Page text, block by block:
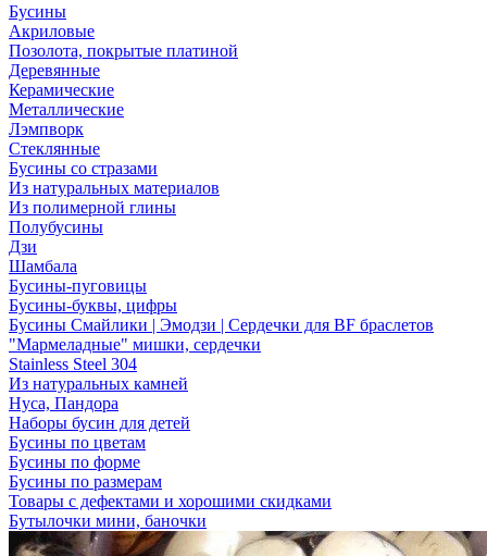
Бусины
Акриловые
Позолота, покрытые платиной
Деревянные
Керамические
Металлические
Лэмпворк
Стеклянные
Бусины со стразами
Из натуральных материалов
Из полимерной глины
Полубусины
Дзи
Шамбала
Бусины-пуговицы
Бусины-буквы, цифры
Бусины Смайлики | Эмодзи | Сердечки для BF браслетов
"Мармеладные" мишки, сердечки
Stainless Steel 304
Из натуральных камней
Нуса, Пандора
Наборы бусин для детей
Бусины по цветам
Бусины по форме
Бусины по размерам
Товары с дефектами и хорошими скидками
Бутылочки мини, баночки